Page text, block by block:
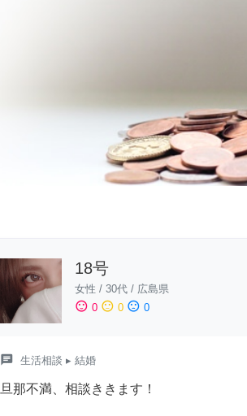
18号
女性 / 30代/ 広島県
sentiment_satisfied 0 sentiment_neutral 0 sentiment_dissatisfied 0
chat 生活相談 ▸ 結婚
旦那不満、相談ききます！